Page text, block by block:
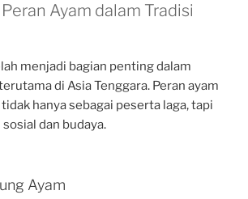
Ayam dalam Tradisi
menjadi bagian penting dalam
di Asia Tenggara. Peran ayam
hanya sebagai peserta laga, tapi
dan budaya.
Ayam